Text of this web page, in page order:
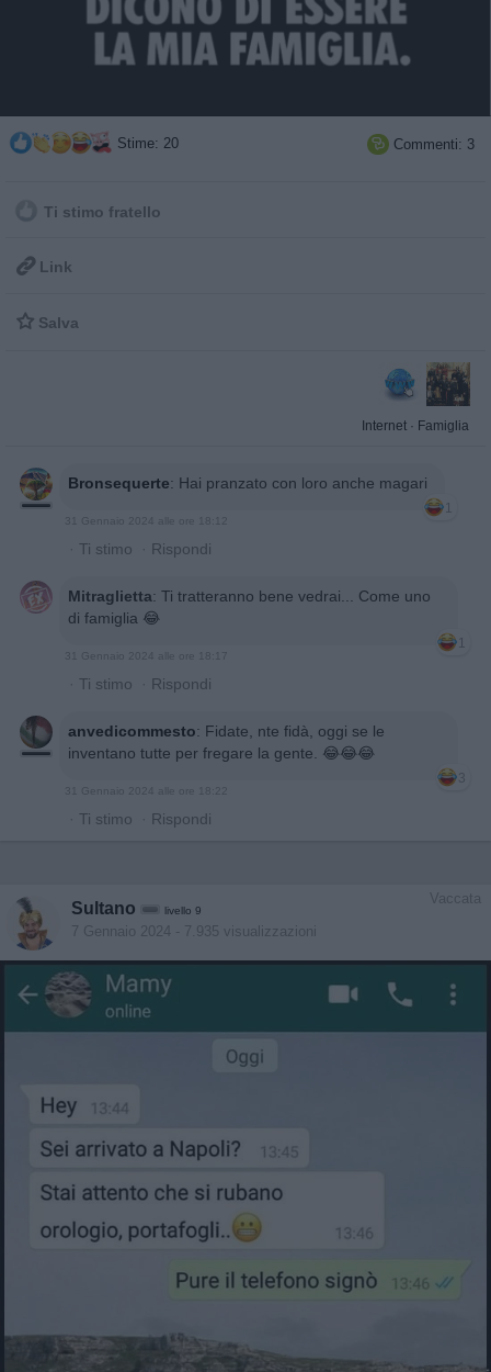
Stime: 20  Commenti: 3
Ti stimo fratello
 Link
 Salva
Internet · Famiglia
Bronsequerte: Hai pranzato con loro anche magari
1
31 Gennaio 2024 alle ore 18:12
· Ti stimo · Rispondi
Mitraglietta: Ti tratteranno bene vedrai... Come uno
di famiglia 😂
1
31 Gennaio 2024 alle ore 18:17
· Ti stimo · Rispondi
anvedicommesto: Fidate, nte fidà, oggi se le
inventano tutte per fregare la gente. 😂😂😂
3
31 Gennaio 2024 alle ore 18:22
· Ti stimo · Rispondi
Vaccata
Sultano livello 9
7 Gennaio 2024 - 7.935 visualizzazioni